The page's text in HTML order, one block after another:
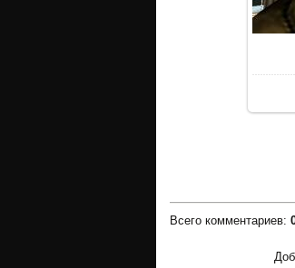
Всего комментариев: